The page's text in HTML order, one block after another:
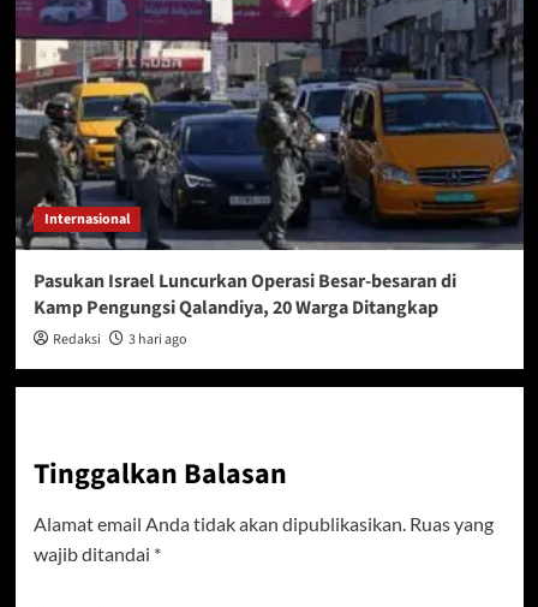
Internasional
Pasukan Israel Luncurkan Operasi Besar-besaran di
Kamp Pengungsi Qalandiya, 20 Warga Ditangkap
Redaksi 3 hari ago
Tinggalkan Balasan
Alamat email Anda tidak akan dipublikasikan. Ruas yang
wajib ditandai *